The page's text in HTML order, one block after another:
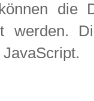
die
werden.